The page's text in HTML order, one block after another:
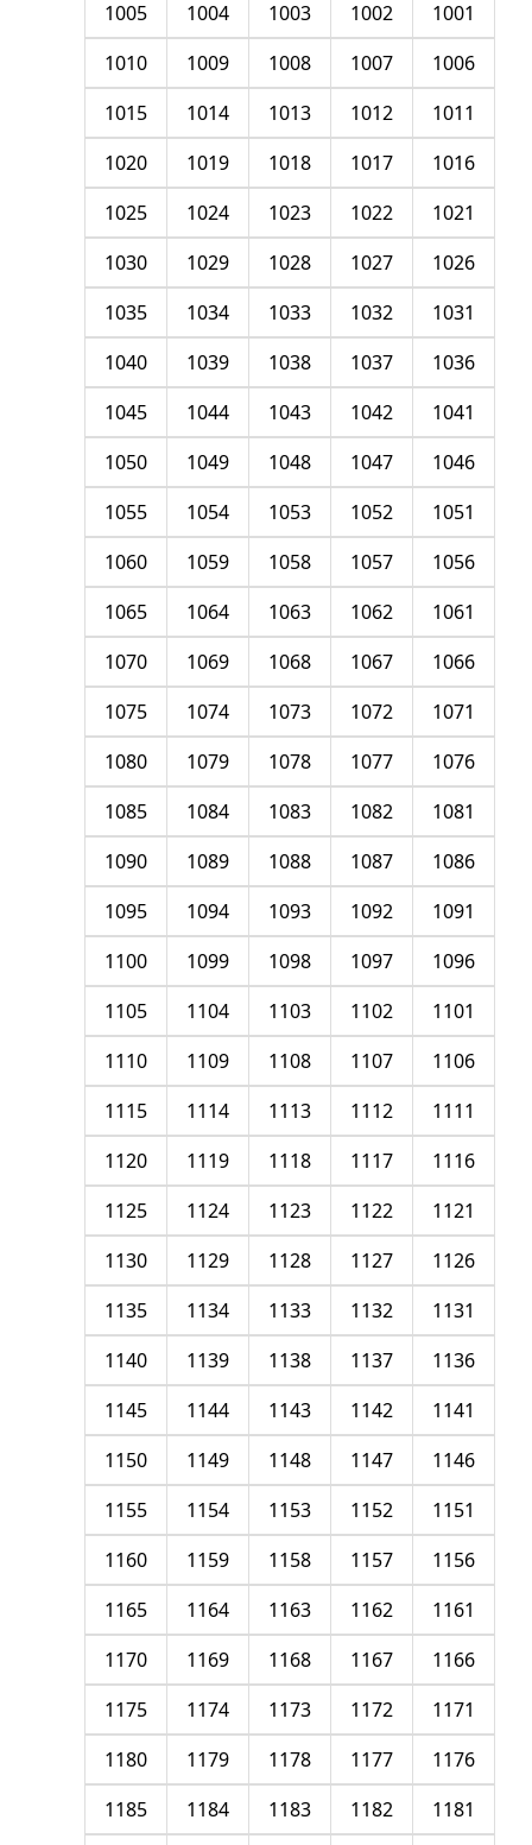
1001
1002
1003
1004
1005
1006
1007
1008
1009
1010
1011
1012
1013
1014
1015
1016
1017
1018
1019
1020
1021
1022
1023
1024
1025
1026
1027
1028
1029
1030
1031
1032
1033
1034
1035
1036
1037
1038
1039
1040
1041
1042
1043
1044
1045
1046
1047
1048
1049
1050
1051
1052
1053
1054
1055
1056
1057
1058
1059
1060
1061
1062
1063
1064
1065
1066
1067
1068
1069
1070
1071
1072
1073
1074
1075
1076
1077
1078
1079
1080
1081
1082
1083
1084
1085
1086
1087
1088
1089
1090
1091
1092
1093
1094
1095
1096
1097
1098
1099
1100
1101
1102
1103
1104
1105
1106
1107
1108
1109
1110
1111
1112
1113
1114
1115
1116
1117
1118
1119
1120
1121
1122
1123
1124
1125
1126
1127
1128
1129
1130
1131
1132
1133
1134
1135
1136
1137
1138
1139
1140
1141
1142
1143
1144
1145
1146
1147
1148
1149
1150
1151
1152
1153
1154
1155
1156
1157
1158
1159
1160
1161
1162
1163
1164
1165
1166
1167
1168
1169
1170
1171
1172
1173
1174
1175
1176
1177
1178
1179
1180
1181
1182
1183
1184
1185